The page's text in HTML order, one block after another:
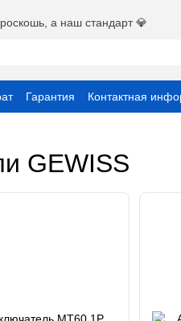
а наш стандарт 💎
Гарантия Контактная
соглашение
GEWISS